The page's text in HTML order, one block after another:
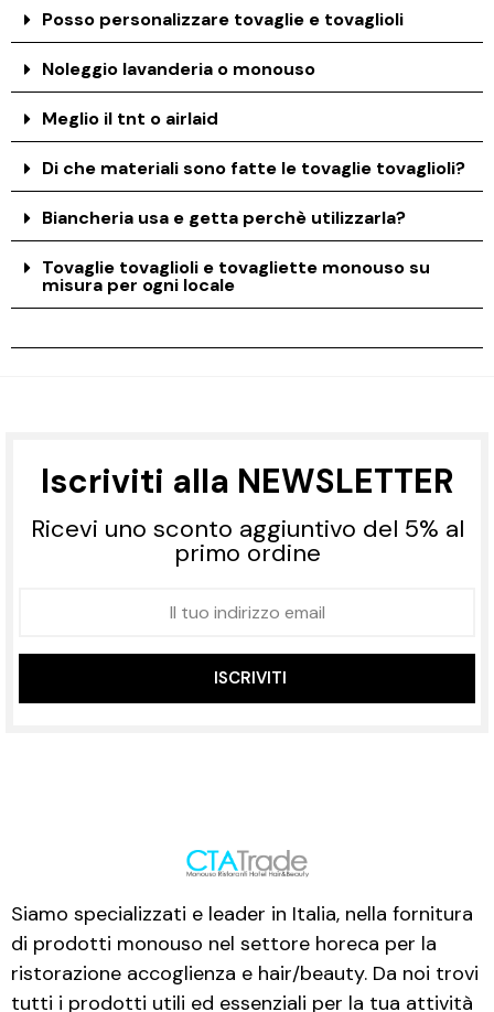
Posso personalizzare tovaglie e tovaglioli
Noleggio lavanderia o monouso
Meglio il tnt o airlaid
Di che materiali sono fatte le tovaglie tovaglioli?
Biancheria usa e getta perchè utilizzarla?
Tovaglie tovaglioli e tovagliette monouso su
misura per ogni locale
Iscriviti alla NEWSLETTER
Ricevi uno sconto aggiuntivo del 5% al
primo ordine
ISCRIVITI
Siamo specializzati e leader in Italia, nella fornitura
di prodotti monouso nel settore horeca per la
ristorazione accoglienza e hair/beauty. Da noi trovi
tutti i prodotti utili ed essenziali per la tua attività